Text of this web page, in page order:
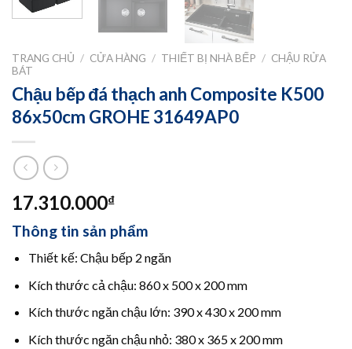
TRANG CHỦ / CỬA HÀNG / THIẾT BỊ NHÀ BẾP / CHẬU RỬA
BÁT
Chậu bếp đá thạch anh Composite K500
86x50cm GROHE 31649AP0
17.310.000₫
Thông tin sản phẩm
Thiết kế: Chậu bếp 2 ngăn
Kích thước cả chậu: 860 x 500 x 200 mm
Kích thước ngăn chậu lớn: 390 x 430 x 200 mm
Kích thước ngăn chậu nhỏ: 380 x 365 x 200 mm